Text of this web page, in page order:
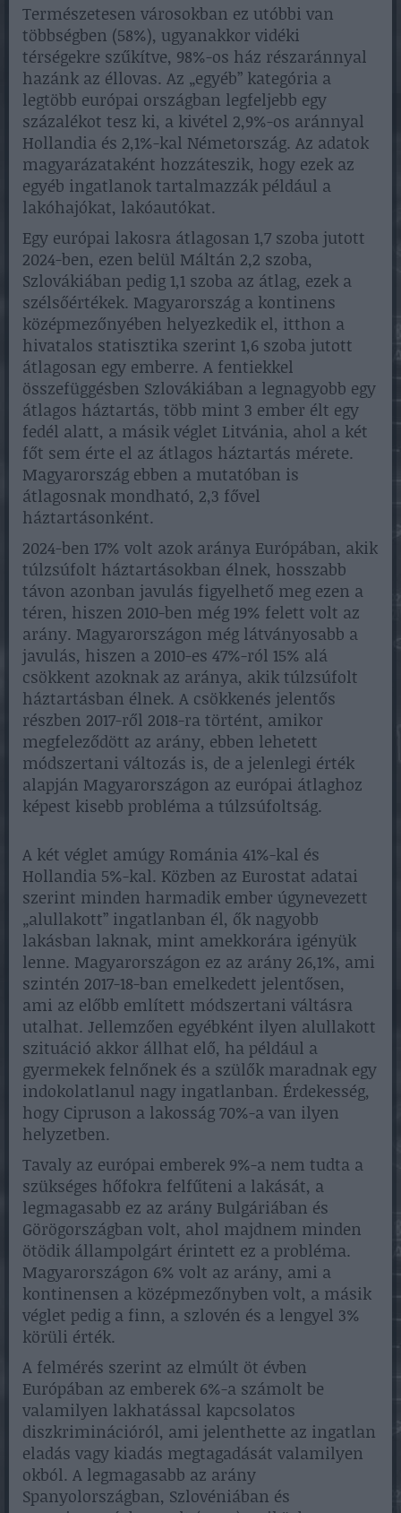
Természetesen városokban ez utóbbi van
többségben (58%), ugyanakkor vidéki
térségekre szűkítve, 98%-os ház részaránnyal
hazánk az éllovas. Az „egyéb” kategória a
legtöbb európai országban legfeljebb egy
százalékot tesz ki, a kivétel 2,9%-os aránnyal
Hollandia és 2,1%-kal Németország. Az adatok
magyarázataként hozzáteszik, hogy ezek az
egyéb ingatlanok tartalmazzák például a
lakóhajókat, lakóautókat.
Egy európai lakosra átlagosan 1,7 szoba jutott
2024-ben, ezen belül Máltán 2,2 szoba,
Szlovákiában pedig 1,1 szoba az átlag, ezek a
szélsőértékek. Magyarország a kontinens
középmezőnyében helyezkedik el, itthon a
hivatalos statisztika szerint 1,6 szoba jutott
átlagosan egy emberre. A fentiekkel
összefüggésben Szlovákiában a legnagyobb egy
átlagos háztartás, több mint 3 ember élt egy
fedél alatt, a másik véglet Litvánia, ahol a két
főt sem érte el az átlagos háztartás mérete.
Magyarország ebben a mutatóban is
átlagosnak mondható, 2,3 fővel
háztartásonként.
2024-ben 17% volt azok aránya Európában, akik
túlzsúfolt háztartásokban élnek, hosszabb
távon azonban javulás figyelhető meg ezen a
téren, hiszen 2010-ben még 19% felett volt az
arány. Magyarországon még látványosabb a
javulás, hiszen a 2010-es 47%-ról 15% alá
csökkent azoknak az aránya, akik túlzsúfolt
háztartásban élnek. A csökkenés jelentős
részben 2017-ről 2018-ra történt, amikor
megfeleződött az arány, ebben lehetett
módszertani változás is, de a jelenlegi érték
alapján Magyarországon az európai átlaghoz
képest kisebb probléma a túlzsúfoltság.
A két véglet amúgy Románia 41%-kal és
Hollandia 5%-kal. Közben az Eurostat adatai
szerint minden harmadik ember úgynevezett
„alullakott” ingatlanban él, ők nagyobb
lakásban laknak, mint amekkorára igényük
lenne. Magyarországon ez az arány 26,1%, ami
szintén 2017-18-ban emelkedett jelentősen,
ami az előbb említett módszertani váltásra
utalhat. Jellemzően egyébként ilyen alullakott
szituáció akkor állhat elő, ha például a
gyermekek felnőnek és a szülők maradnak egy
indokolatlanul nagy ingatlanban. Érdekesség,
hogy Cipruson a lakosság 70%-a van ilyen
helyzetben.
Tavaly az európai emberek 9%-a nem tudta a
szükséges hőfokra felfűteni a lakását, a
legmagasabb ez az arány Bulgáriában és
Görögországban volt, ahol majdnem minden
ötödik állampolgárt érintett ez a probléma.
Magyarországon 6% volt az arány, ami a
kontinensen a középmezőnyben volt, a másik
véglet pedig a finn, a szlovén és a lengyel 3%
körüli érték.
A felmérés szerint az elmúlt öt évben
Európában az emberek 6%-a számolt be
valamilyen lakhatással kapcsolatos
diszkriminációról, ami jelenthette az ingatlan
eladás vagy kiadás megtagadását valamilyen
okból. A legmagasabb az arány
Spanyolországban, Szlovéniában és